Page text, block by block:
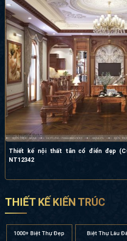
Mẫu nội thất biệt thự hiện đại cao cấp tại